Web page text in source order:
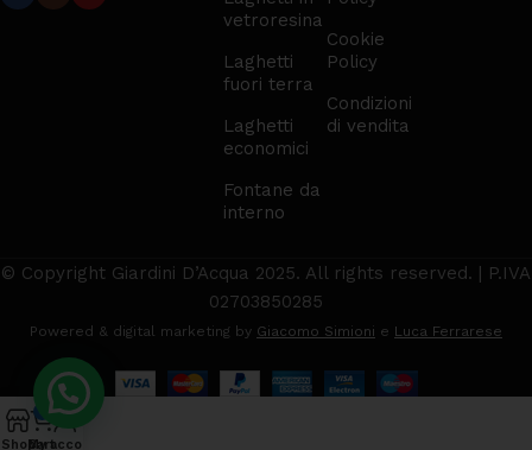
vetroresina
Laghetti
fuori terra
Laghetti
economici
Fontane da
interno
Cookie
Policy
Condizioni
di vendita
© Copyright Giardini D’Acqua 2025. All rights reserved. | P.IVA
02703850285
Powered & digital marketing by Giacomo Simioni e Luca Ferrarese
ShopCart
My account